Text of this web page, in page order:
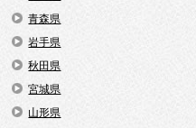
青森県
岩手県
秋田県
宮城県
山形県